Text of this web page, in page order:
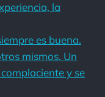
la
es buena.
mismos. Un
y se